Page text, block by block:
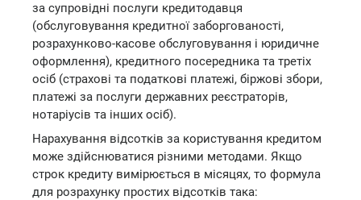
за супровідні послуги кредитодавця
(обслуговування кредитної заборгованості,
розрахунково-касове обслуговування і юридичне
оформлення), кредитного посередника та третіх
осіб (страхові та податкові платежі, біржові збори,
платежі за послуги державних реєстраторів,
нотаріусів та інших осіб).
Нарахування відсотків за користування кредитом
може здійснюватися різними методами. Якщо
строк кредиту вимірюється в місяцях, то формула
для розрахунку простих відсотків така: